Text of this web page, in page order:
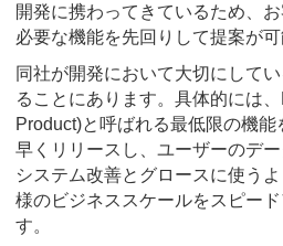
開発に携わってきているため、
必要な機能を先回りして提案が可
同社が開発において大切にして
ることにあります。具体的には
Product)と呼ばれる最低限の機
早くリリースし、ユーザーのデ
システム改善とグロースに使う
様のビジネススケールをスピー
す。